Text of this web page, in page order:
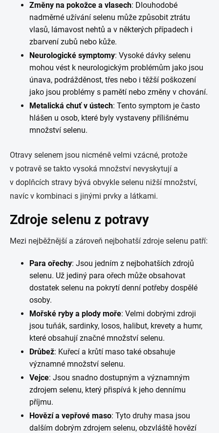
Změny na pokožce a vlasech: Dlouhodobé
nadměrné užívání selenu může způsobit ztrátu
vlasů, lámavost nehtů a v některých případech i
zbarvení zubů nebo kůže.
Neurologické symptomy: Vysoké dávky selenu
mohou vést k neurologickým problémům jako jsou
únava, podrážděnost, třes nebo i těžší poškození
jako jsou problémy s pamětí nebo změny v chování.
Metalická chuť v ústech: Tento symptom je často
hlášen u osob, které byly vystaveny přílišnému
množství selenu.
Otravy selenem jsou nicméně velmi vzácné, protože
v potravě se takto vysoká množství nevyskytují a
v doplňcích stravy bývá obvykle selenu nižší množství,
navíc v kombinaci s jinými prvky a látkami.
Zdroje selenu z potravy
Mezi nejběžnější a zároveň nejbohatší zdroje selenu patří:
Para ořechy: Jsou jedním z nejbohatších zdrojů
selenu. Už jediný para ořech může obsahovat
dostatek selenu na pokrytí denní potřeby dospělé
osoby.
Mořské ryby a plody moře: Velmi dobrými zdroji
jsou tuňák, sardinky, losos, halibut, krevety a humr,
které obsahují značné množství selenu.
Drůbež: Kuřecí a krůtí maso také obsahuje
významné množství selenu.
Vejce: Jsou snadno dostupným a významným
zdrojem selenu, který přispívá k jeho dennímu
příjmu.
Hovězí a vepřové maso: Tyto druhy masa jsou
dalším dobrým zdrojem selenu, obzvláště hovězí